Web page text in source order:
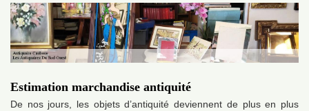
Estimation marchandise antiquité
De nos jours, les objets d’antiquité deviennent de plus en plus